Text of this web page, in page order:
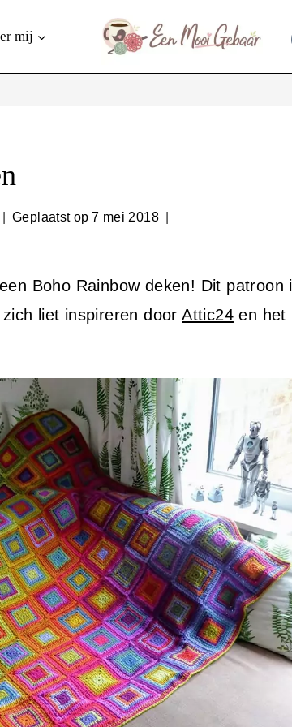
mij
Geplaatst op 7 mei 2018
Boho Rainbow deken! Dit patroon
liet inspireren doorAttic24en het